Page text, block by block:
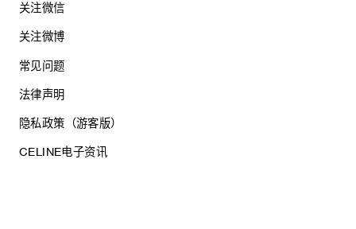
关注微信
关注微博
常见问题
法律声明
隐私政策（游客版）
CELINE电子资讯